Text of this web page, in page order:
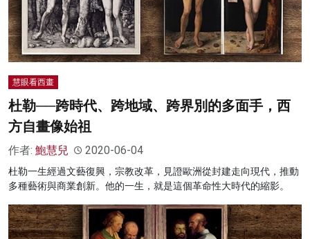
慧眼看西畫
杜勒──跨時代、跨地域、跨界別的多面手，西
方自畫像始祖
作者: 鮑慧兒 2020-06-04
杜勒一生經過文藝復興，宗教改革，見證歐洲從封建走向現代，推動
多種藝術與商業創新。他的一生，就是這個革命性大時代的縮影。